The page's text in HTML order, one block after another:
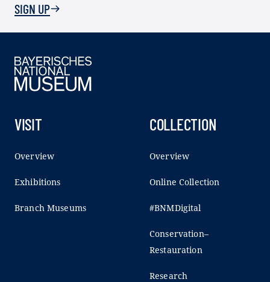
SIGN UP
VISIT
Overview
Exhibitions
Branch Museums
COLLECTION
Overview
Online Collection
#BNMDigital
Conservation–
Restauration
Research